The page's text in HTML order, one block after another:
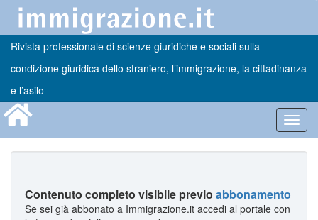
Rivista professionale di scienze giuridiche e sociali sulla
condizione giuridica dello straniero, l’immigrazione, la cittadinanza
e l’asilo
Contenuto completo visibile previo abbonamento
Se sei già abbonato a Immigrazione.it accedi al portale con